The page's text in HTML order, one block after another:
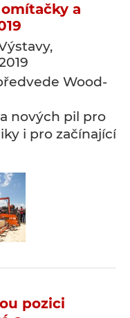
a
Wood-
nových pil pro
i pro začínající
pozici